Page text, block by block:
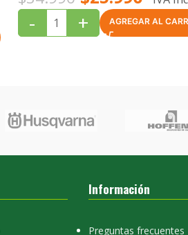
- + AGREGAR AL
Información
Preguntas frecuentes